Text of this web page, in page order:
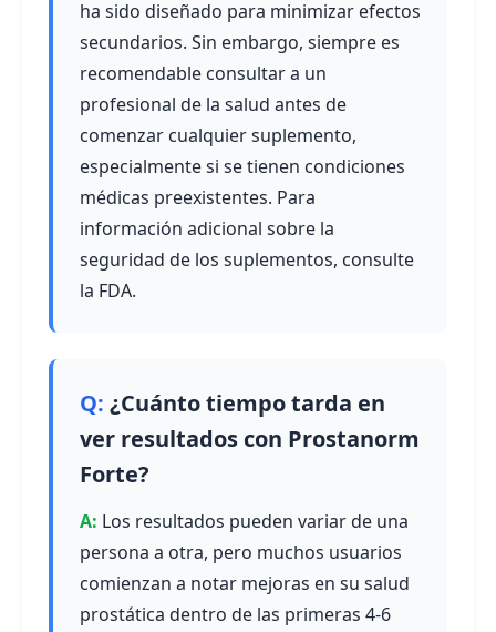
ha sido diseñado para minimizar efectos
secundarios. Sin embargo, siempre es
recomendable consultar a un
profesional de la salud antes de
comenzar cualquier suplemento,
especialmente si se tienen condiciones
médicas preexistentes. Para
información adicional sobre la
seguridad de los suplementos, consulte
la FDA.
¿Cuánto tiempo tarda en
ver resultados con Prostanorm
Forte?
Los resultados pueden variar de una
persona a otra, pero muchos usuarios
comienzan a notar mejoras en su salud
prostática dentro de las primeras 4-6